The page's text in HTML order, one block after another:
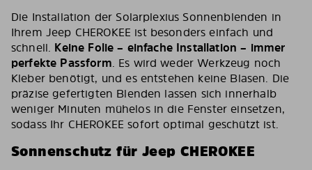
Die Installation der Solarplexius Sonnenblenden in
Ihrem Jeep CHEROKEE ist besonders einfach und
schnell. Keine Folie – einfache Installation – immer
perfekte Passform. Es wird weder Werkzeug noch
Kleber benötigt, und es entstehen keine Blasen. Die
präzise gefertigten Blenden lassen sich innerhalb
weniger Minuten mühelos in die Fenster einsetzen,
sodass Ihr CHEROKEE sofort optimal geschützt ist.
Sonnenschutz für Jeep CHEROKEE